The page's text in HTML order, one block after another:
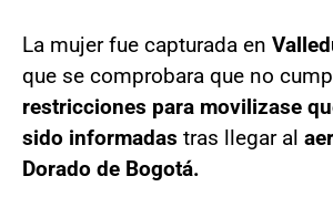
La mujer fue capturada en
que se comprobara que no
restricciones para movilizase
sido informadas tras llegar al
Dorado de Bogotá.